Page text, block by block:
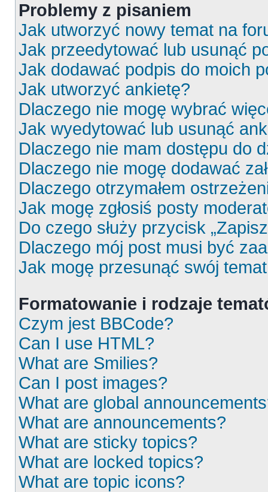
Problemy z pisaniem
Jak utworzyć nowy temat na
Jak przeedytować lub usunąć
Jak dodawać podpis do moich
Jak utworzyć ankietę?
Dlaczego nie mogę wybrać
Jak wyedytować lub usunąć
Dlaczego nie mam dostępu do
Dlaczego nie mogę dodawać
Dlaczego otrzymałem
Jak mogę zgłosiś posty
Do czego służy przycisk
Dlaczego mój post musi być
Jak mogę przesunąć swój
Formatowanie i rodzaje
Czym jest BBCode?
Can I use HTML?
What are Smilies?
Can I post images?
What are global
What are announcements?
What are sticky topics?
What are locked topics?
What are topic icons?